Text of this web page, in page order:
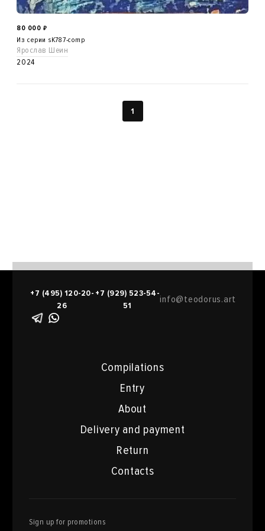
80 000 ₽
Из серии sK787-comp
Ярослав Шеин
2024
1
Compilations
Entry
About
Delivery and payment
Return
Contacts
+7 (495) 120-20-
26
+7 (929) 523-54-
51
info@teodorus.art
Sign up for promotions